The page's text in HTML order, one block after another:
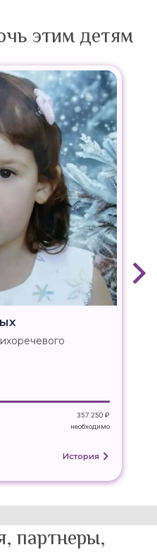
этим детям
357 250 ₽
необходимо
История
партнеры,